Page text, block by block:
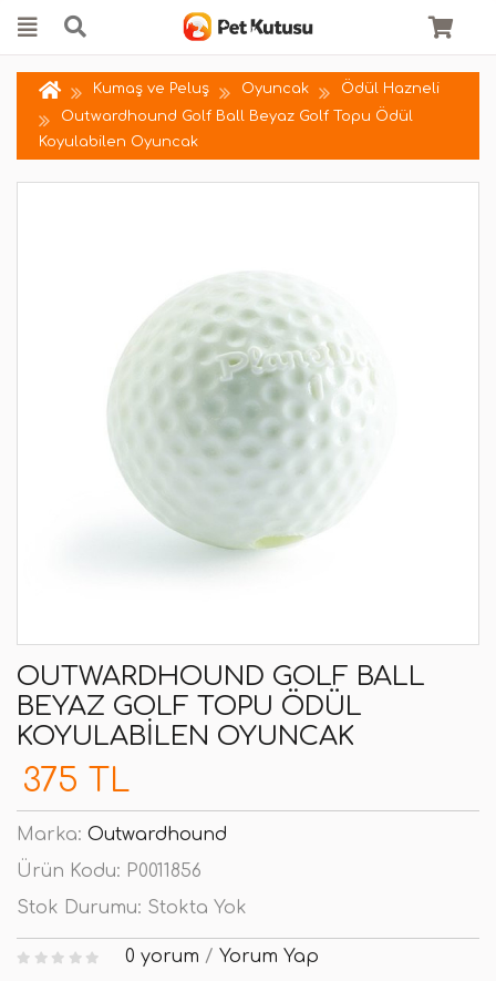
Kumaş ve Peluş Oyuncak
Ödül Hazneli
Outwardhound Golf Ball Beyaz Golf Topu Ödül
Koyulabilen Oyuncak
OUTWARDHOUND GOLF BALL
BEYAZ GOLF TOPU ÖDÜL
KOYULABILEN OYUNCAK
375 TL
Marka: Outwardhound
Ürün Kodu: P0011856
Stok Durumu: Stokta Yok
0 yorum / Yorum Yap